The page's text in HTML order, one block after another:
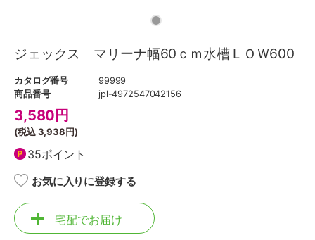
ジェックス マリーナ幅60ｃｍ水槽ＬＯＷ600
カタログ番号
99999
商品番号
jpl-4972547042156
3,580 円
(税込3,938円)
35ポイント
お気に入りに登録する
宅配でお届け